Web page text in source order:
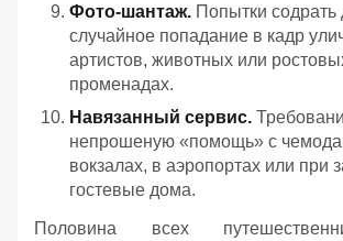
Фото-шантаж. Попытки содрать
случайное попадание в кадр
артистов, животных или
променадах.
Навязанный сервис.
непрошеную «помощь» с
вокзалах, в аэропортах или при
гостевые дома.
Половина всех